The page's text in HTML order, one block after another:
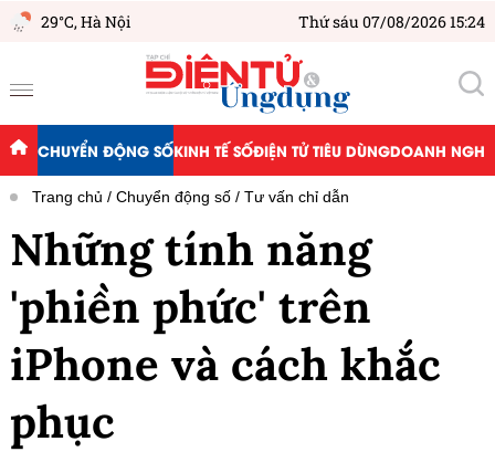
29°C,Hà Nội Thứ sáu 07/08/2026 15:24
CHUYỂN ĐỘNG SỐKINH TẾ SỐĐIỆN TỬ TIÊU DÙNGDOANH
Trang chủ Chuyển động số Tư vấn chỉ dẫn
Những tính năng
'phiền phức' trên
iPhone và cách khắc
phục